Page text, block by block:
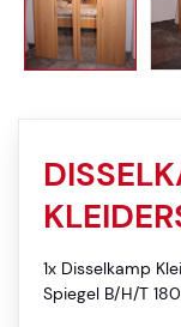
1x Disselkamp
Spiegel B/H/T